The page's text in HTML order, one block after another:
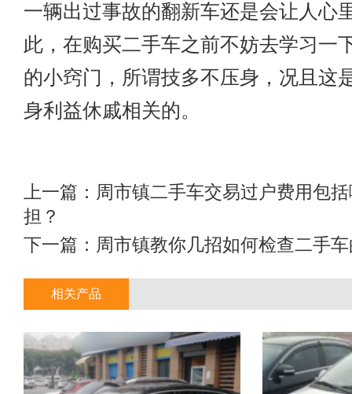
一辆出过事故的翻新车还是会让人心
此，在购买二手车之前不妨去学习一
的小窍门，所谓技多不压身，况且这
身利益休戚相关的。
上一篇： 周市镇二手车交易过户费用包
担？
下一篇： 周市镇教你几招如何检查二手车
相关产品